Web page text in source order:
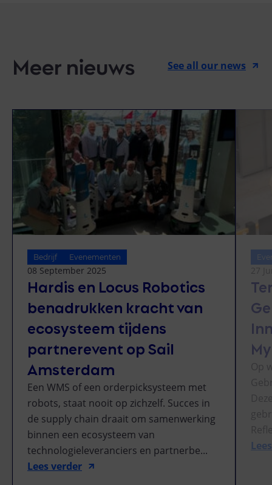
Meer nieuws See all our news
Bedrijf Evenementen
08 September 2025
Hardis en Locus Robotics
benadrukken kracht van
ecosysteem tijdens
partnerevent op Sail
Amsterdam
Een WMS of een orderpicksysteem met
robots, staat nooit op zichzelf. Succes in
de supply chain draait om samenwerking
binnen een ecosysteem van
technologieleveranciers en partnerbe...
Lees verder